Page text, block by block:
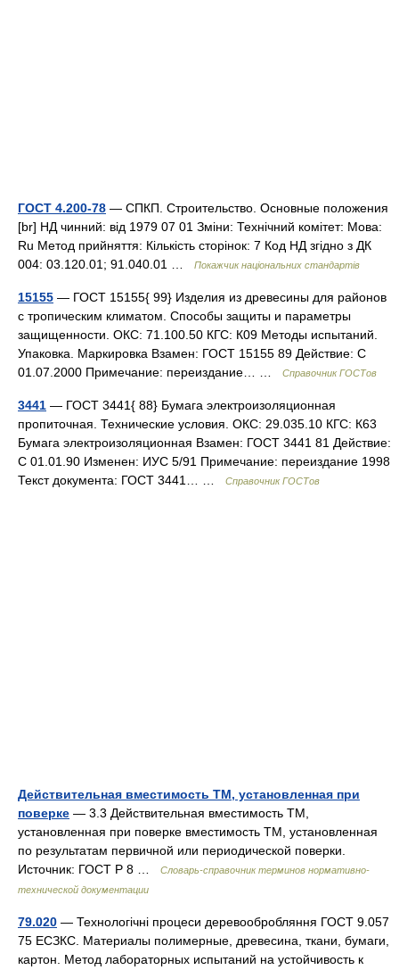
ГОСТ 4.200-78 — СПКП. Строительство. Основные положения
[br] НД чинний: від 1979 07 01 Зміни: Технічний комітет: Мова:
Ru Метод прийняття: Кількість сторінок: 7 Код НД згідно з ДК
004: 03.120.01; 91.040.01 …
Покажчик національних стандартів
15155 — ГОСТ 15155{ 99} Изделия из древесины для районов
с тропическим климатом. Способы защиты и параметры
защищенности. ОКС: 71.100.50 КГС: К09 Методы испытаний.
Упаковка. Маркировка Взамен: ГОСТ 15155 89 Действие: С
01.07.2000 Примечание: переиздание… …
Справочник ГОСТов
3441 — ГОСТ 3441{ 88} Бумага электроизоляционная
пропиточная. Технические условия. ОКС: 29.035.10 КГС: К63
Бумага электроизоляционная Взамен: ГОСТ 3441 81 Действие:
С 01.01.90 Изменен: ИУС 5/91 Примечание: переиздание 1998
Текст документа: ГОСТ 3441… …
Справочник ГОСТов
Действительная вместимость ТМ, установленная при
поверке — 3.3 Действительная вместимость ТМ,
установленная при поверке вместимость ТМ, установленная
по результатам первичной или периодической поверки.
Источник: ГОСТ Р 8 …
Словарь-справочник терминов нормативно-
технической документации
79.020 — Технологічні процеси деревообробляння ГОСТ 9.057
75 ЕСЗКС. Материалы полимерные, древесина, ткани, бумаги,
картон. Метод лабораторных испытаний на устойчивость к